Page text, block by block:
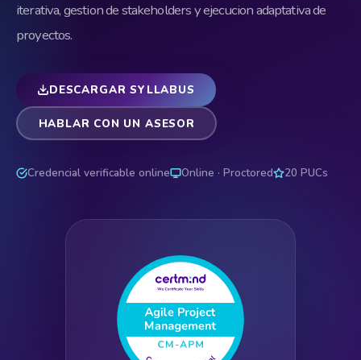
iterativa, gestion de stakeholders y ejecucion adaptativa de
proyectos.
DESCARGAR SYLLABUS
HABLAR CON UN ASESOR
Credencial verificable online Online · Proctored 20 PUCs